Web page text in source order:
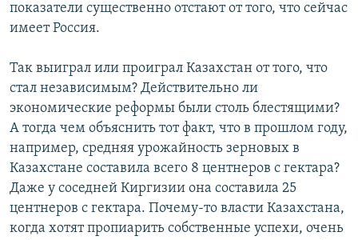
показатели существенно отстают от того, что сейчас
имеет Россия.
Так выиграл или проиграл Казахстан от того, что
стал независимым? Действительно ли
экономические реформы были столь блестящими?
А тогда чем объяснить тот факт, что в прошлом году,
например, средняя урожайность зерновых в
Казахстане составила всего 8 центнеров с гектара?
Даже у соседней Киргизии она составила 25
центнеров с гектара. Почему-то власти Казахстана,
когда хотят пропиарить собственные успехи, очень